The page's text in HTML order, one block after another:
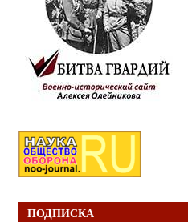
ПОДПИСКА